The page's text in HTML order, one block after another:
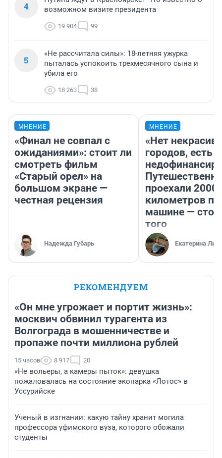
4
возможном визите президента
19 904 99
5
«Не рассчитала силы»: 18-летняя ужурка
пыталась успокоить трехмесячного сына и
убила его
18 263 38
МНЕНИЕ
«Финал не совпал с
ожиданиями»: стоит ли
смотреть фильм
«Старый орел» на
большом экране —
честная рецензия
Надежда Губарь
МНЕНИЕ
«Нет
городов, есть
проехали 2000
километров по
машине —
того
Екатерина
РЕКОМЕНДУЕМ
«Он мне угрожает и портит жизнь»:
москвич обвинил турагента из
Волгограда в мошенничестве и
пропаже почти миллиона рублей
15 часов 8 917 20
«Не вольеры, а камеры пыток»: девушка
пожаловалась на состояние экопарка «Лотос» в
Уссурийске
Ученый в изгнании: какую тайну хранит могила
профессора уфимского вуза, которого обожали
студенты